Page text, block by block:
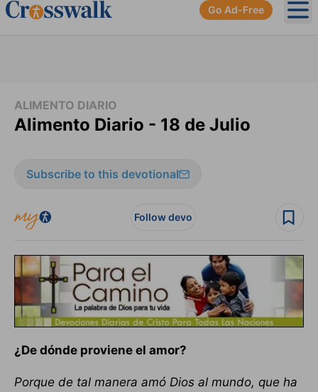
Go Ad-Free
ALIMENTO DIARIO
Alimento Diario - 18 de Julio
Subscribe to this devotional
Follow devo
¿De dónde proviene el amor?
Porque de tal manera amó Dios al mundo, que ha